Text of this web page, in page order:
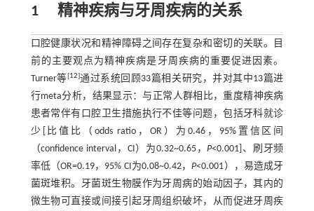
1精神疾病与牙周疾病的关系
口腔健康状况和精神障碍之间存在复杂和密切的关联。目
前的主要观点为精神疾病是牙周疾病的重要促进因素。
Turner等[12]通过系统回顾33篇相关研究，并对其中13篇进
行meta分析，结果显示：与正常人群相比，重度精神疾病
患者常伴有口腔卫生措施执行不佳等问题，包括牙科就诊
少[比值比（odds ratio，OR）为0.46，95%置信区间
（confidence interval，CI）为0.32~0.65，P<0.001]、刷牙频
率低（OR=0.19，95% CI为0.08~0.42，P<0.001），易造成牙
菌斑堆积。牙菌斑生物膜作为牙周病的始动因子，其内的
微生物可直接或间接引起牙周组织破坏，从而促进牙周疾